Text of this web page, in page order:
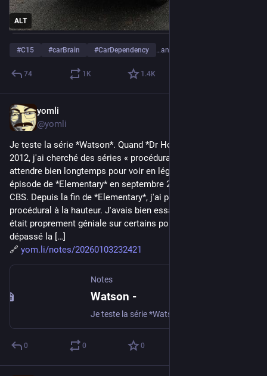
ALT
#C15 #carBrain #CarDependency …and 3 more
74 1 K 1.4K
yomli
@yomli
Je teste la série *Watson*. Quand *Dr House* s'est fini en mai
2012, j'ai cherché des séries « procédurales », et j'ai pas eu à
attendre bien longtemps pour voir en léger-différé le premier
épisode de *Elementary* en septembre 2012, une série de
CBS. Depuis la fin de *Elementary*, j'ai pas retrouvé de bon
procédural à la hauteur. J'avais bien essayé *Limitless* qui
était proprement géniale sur certains points, mais elle n'a pas
dépassé la […]
🔗 yom.li/notes/20260103232421
Notes
Watson -
0 0 0